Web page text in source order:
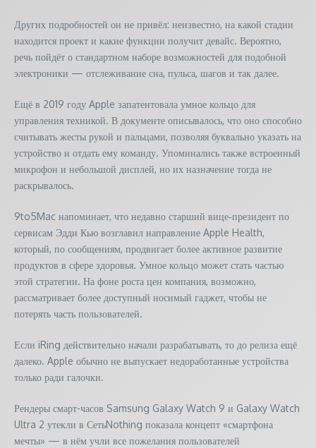
Других подробностей он не привёл: неизвестно, на какой стадии
находится проект и какие функции получит девайс. Вероятно,
речь пойдёт о стандартном наборе возможностей для подобной
электроники — отслеживание сна, пульса, шагов и так далее.
Ещё в 2019 году Apple запатентовала умное кольцо для
управления техникой. В документе описывалось, что оно способно
считывать жесты рукой и пальцами, позволяя буквально указать на
устройство и отдать ему команду. Упоминались также встроенный
микрофон и небольшой дисплей, но их назначение тогда не
раскрывалось.
9to5Mac напоминает, что недавно старший вице‑президент по
сервисам Эдди Кью возглавил направление Apple Health,
который, по сообщениям, продвигает более активное развитие
продуктов в сфере здоровья. Умное кольцо может стать частью
этой стратегии. На фоне роста цен компания, возможно,
рассматривает более доступный носимый гаджет, чтобы не
потерять часть пользователей.
Если iRing действительно начали разрабатывать, то до релиза ещё
далеко. Apple обычно не выпускает недоработанные устройства
только ради галочки.
Рендеры смарт-часов Samsung Galaxy Watch 9 и Galaxy Watch
Ultra 2 утекли в СетьNothing показала концепт «смартфона
мечты» — в нём учли все пожелания пользователей